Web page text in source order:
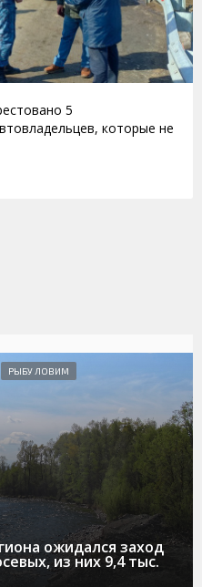
5
которые не
ожидался заход
из них 9,4 тыс.
РЫБУ ЛОВИМ